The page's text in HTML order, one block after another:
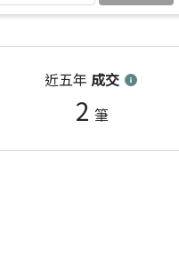
近五年 成交
2 筆